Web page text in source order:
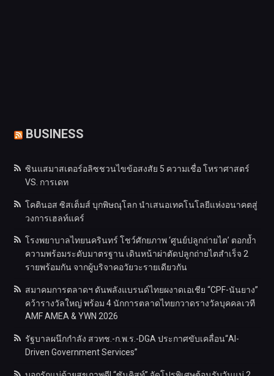
BUSINESS
ซินแสมาสเตอร์อลิซชวนไขข้อสงสัย 5 ความเชื่อ โหราศาสตร์
VS. การเดท
โคตินอส ซิสเต็มส์ บุกพิษณุโลก นำเสนอเทคโนโลยีแห่งอนาคตสู่
วงการเฮลท์แคร์
โรงพยาบาลไทยนครินทร์ โชว์ศักยภาพ ‘ศูนย์ปลูกถ่ายไต’ ตอกย้ำ
ความพร้อมระดับมาตรฐาน เดินหน้าผ่าตัดปลูกถ่ายไตสำเร็จ 2
รายพร้อมกัน จากผู้บริจาคอวัยวะรายเดียวกัน
สมาคมการตลาดฯ ดันพลังแบรนด์ไทยผงาดเอเชีย “CPF-นันยาง”
คว้ารางวัลใหญ่ พร้อม 4 นักการตลาดไทยกวาดรางวัลบุคคลเวที
AMF AMEA & YWN 2026
รัฐบาลผนึกกำลัง สวทช.-ก.พ.ร.-DGA ประกาศขับเคลื่อน“AI-
Driven Government Services”